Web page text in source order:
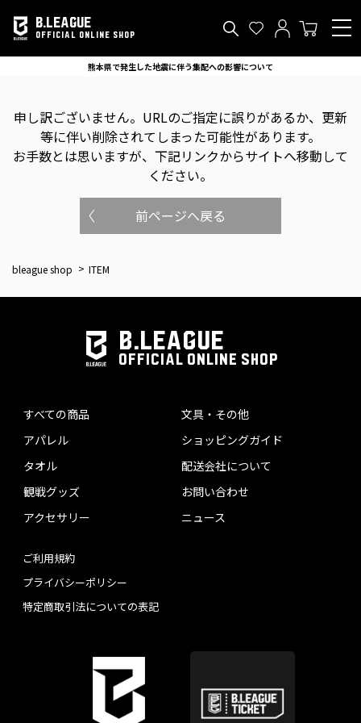
B.LEAGUE
OFFICIAL ONLINE SHOP
熊本県で発生した地震に伴う集配への影響について
申し訳ございません。 URLのご指定に誤りがあるか、更新
等に伴い削除されてしまった可能性があります。
お手数とは思いますが、下記リンクからサイトへ移動して
ください。
前ページへ戻る
bleague shop ITEM
B.LEAGUE
OFFICIAL ONLINE SHOP
すべての商品
アパレル
タオル
観戦グッズ
アクセサリー
文具・その他
ショッピングガイド
配送会社について
お問い合わせ
ニュース
ご利用規約
プライバシーポリシー
特定商取引法についての表記